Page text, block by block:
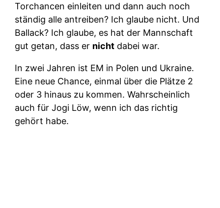
Torchancen einleiten und dann auch noch
ständig alle antreiben? Ich glaube nicht. Und
Ballack? Ich glaube, es hat der Mannschaft
gut getan, dass er nicht dabei war.
In zwei Jahren ist EM in Polen und Ukraine.
Eine neue Chance, einmal über die Plätze 2
oder 3 hinaus zu kommen. Wahrscheinlich
auch für Jogi Löw, wenn ich das richtig
gehört habe.